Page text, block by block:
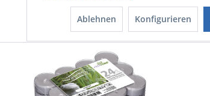
Ablehnen Konfigurieren